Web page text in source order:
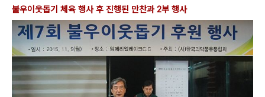
불우이웃돕기 체육 행사 후 진행된 만찬과 2부 행사